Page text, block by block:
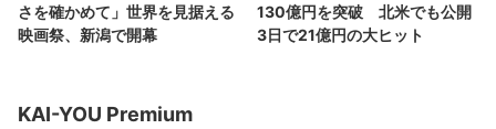
さを確かめて」世界を見据える
映画祭、新潟で開幕
130億円を突破 北米でも公開
3日で21億円の大ヒット
KAI-YOU Premium